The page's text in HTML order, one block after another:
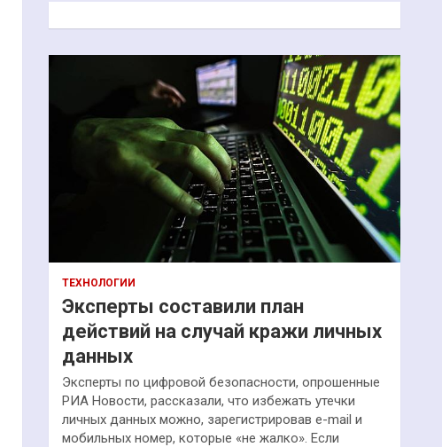
к
ТЕХНОЛОГИИ
Эксперты составили план
действий на случай кражи личных
данных
Эксперты по цифровой безопасности, опрошенные
РИА Новости, рассказали, что избежать утечки
личных данных можно, зарегистрировав e-mail и
мобильных номер, которые «не жалко». Если